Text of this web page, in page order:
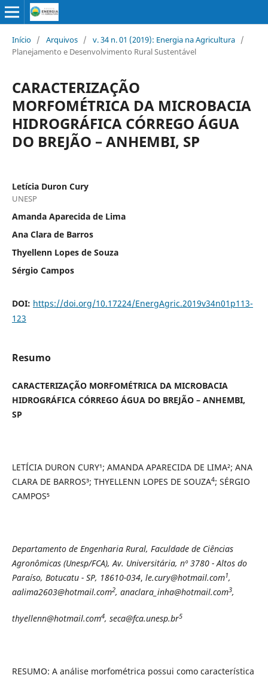
Início / Arquivos / v. 34 n. 01 (2019): Energia na Agricultura /
Planejamento e Desenvolvimento Rural Sustentável
CARACTERIZAÇÃO
MORFOMÉTRICA DA MICROBACIA
HIDROGRÁFICA CÓRREGO ÁGUA
DO BREJÃO – ANHEMBI, SP
Letícia Duron Cury
UNESP
Amanda Aparecida de Lima
Ana Clara de Barros
Thyellenn Lopes de Souza
Sérgio Campos
DOI: https://doi.org/10.17224/EnergAgric.2019v34n01p113-
123
Resumo
CARACTERIZAÇÃO MORFOMÉTRICA DA MICROBACIA
HIDROGRÁFICA CÓRREGO ÁGUA DO BREJÃO – ANHEMBI,
SP
LETÍCIA DURON CURY¹; AMANDA APARECIDA DE LIMA²; ANA
CLARA DE BARROS³; THYELLENN LOPES DE SOUZA4; SÉRGIO
CAMPOS⁵
Departamento de Engenharia Rural, Faculdade de Ciências
Agronômicas (Unesp/FCA), Av. Universitária, nº 3780 - Altos do
Paraíso, Botucatu - SP, 18610-034, le.cury@hotmail.com1,
aalima2603@hotmail.com2, anaclara_inha@hotmail.com3,
thyellenn@hotmail.com4, seca@fca.unesp.br5
RESUMO: A análise morfométrica possui como característica